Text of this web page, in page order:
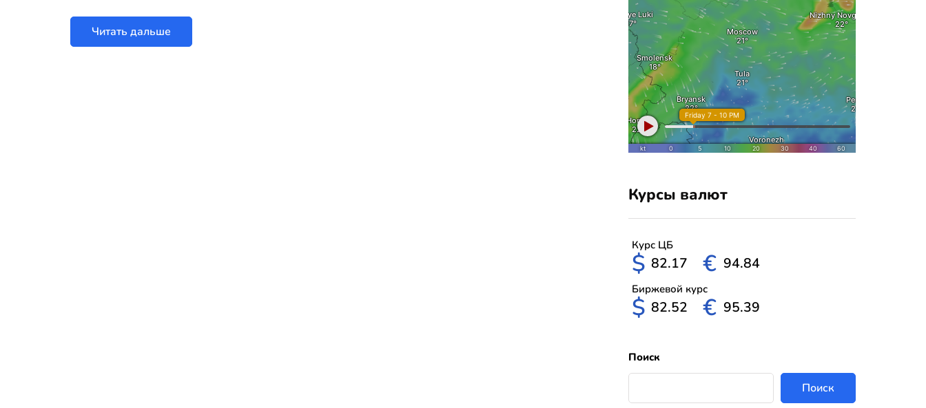
Читать дальше
Курсы валют
Курс ЦБ
$ 82.17 € 94.84
Биржевой курс
$ 82.52 € 95.39
Поиск
Поиск